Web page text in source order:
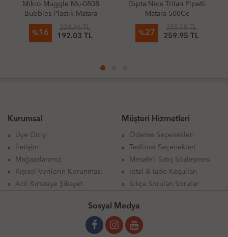
Mu-0808
Matara
Modelleri
Gıpta Nice Tritan Pipetli
Matara 500Cc
% 27
Piano 597731
Pipetli Matara
% 46
Kurumsal
Üye Girişi
İletişim
Mağazalarımız
Kişisel Verilerin Korunması
Acil Kırtasiye Şikayet
Müşteri Hizmetleri
Ödeme Seçenekleri
Teslimat Seçenekleri
Mesafeli Satış Sözleşmesi
İptal & İade Koşulları
Sıkça Sorulan Sorular
Sosyal Medya